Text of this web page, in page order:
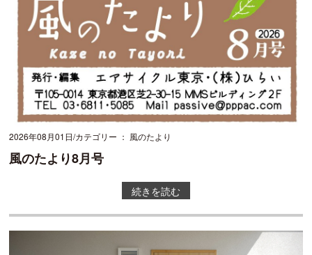
2026年08月01日カテゴリー ： 風のたより
風のたより8月号
続きを読む